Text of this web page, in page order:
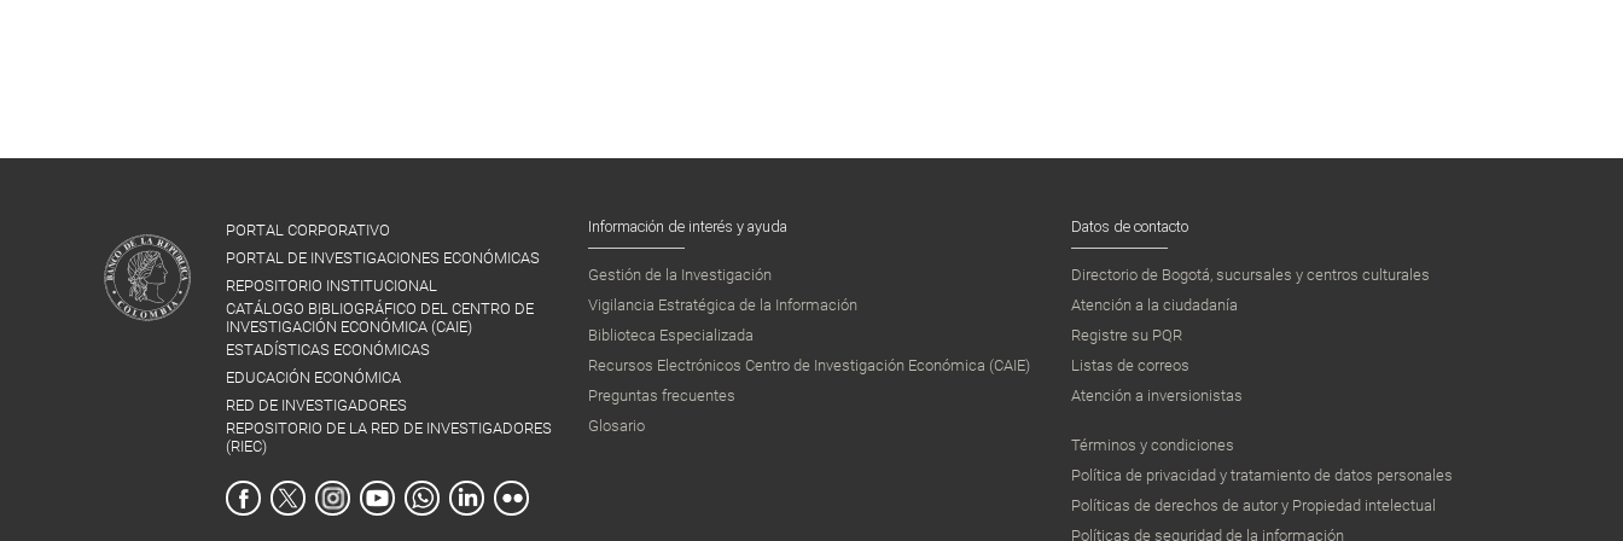
PORTAL CORPORATIVO
PORTAL DE INVESTIGACIONES ECONÓMICAS
REPOSITORIO INSTITUCIONAL
CATÁLOGO BIBLIOGRÁFICO DEL CENTRO DE
INVESTIGACIÓN ECONÓMICA (CAIE)
ESTADÍSTICAS ECONÓMICAS
EDUCACIÓN ECONÓMICA
RED DE INVESTIGADORES
REPOSITORIO DE LA RED DE INVESTIGADORES
(RIEC)
Información de interés y ayuda
Gestión de la Investigación
Vigilancia Estratégica de la Información
Biblioteca Especializada
Recursos Electrónicos Centro de Investigación Económica (CAIE)
Preguntas frecuentes
Glosario
Datos de contacto
Directorio de Bogotá, sucursales y centros culturales
Atención a la ciudadanía
Registre su PQR
Listas de correos
Atención a inversionistas
Términos y condiciones
Política de privacidad y tratamiento de datos personales
Políticas de derechos de autor y Propiedad intelectual
Políticas de seguridad de la información